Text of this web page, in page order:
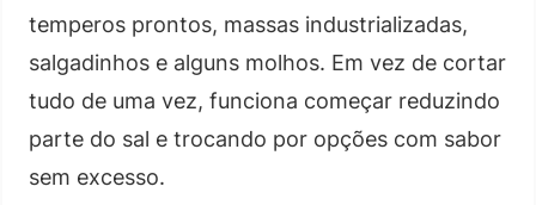
temperos prontos, massas industrializadas,
salgadinhos e alguns molhos. Em vez de cortar
tudo de uma vez, funciona começar reduzindo
parte do sal e trocando por opções com sabor
sem excesso.